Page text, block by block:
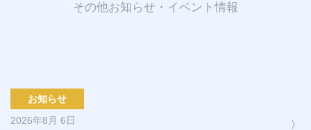
その他お知らせ・イベント情報
お知らせ
2026年8月 6日